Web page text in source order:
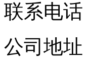
联系电话
公司地址